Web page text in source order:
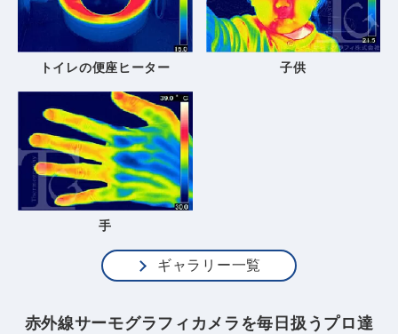
トイレの便座ヒーター 子供
手
ギャラリー一覧
赤外線サーモグラフィカメラを毎日扱うプロ達